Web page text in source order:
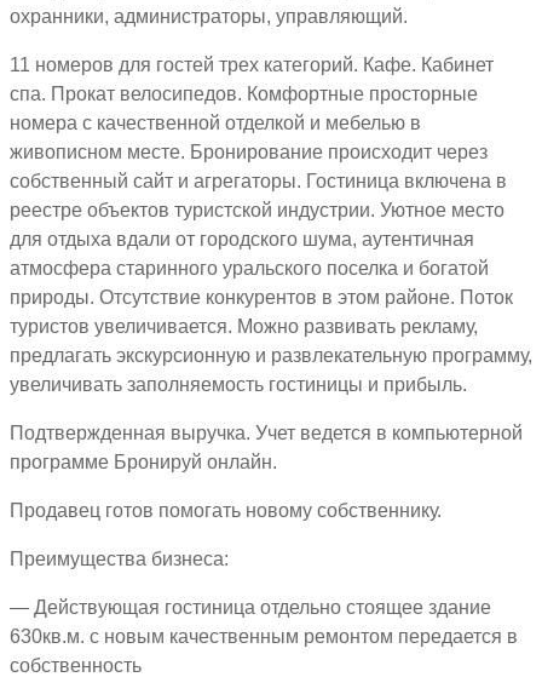
охранники, администраторы, управляющий.
11 номеров для гостей трех категорий. Кафе. Кабинет
спа. Прокат велосипедов. Комфортные просторные
номера с качественной отделкой и мебелью в
живописном месте. Бронирование происходит через
собственный сайт и агрегаторы. Гостиница включена в
реестре объектов туристской индустрии. Уютное место
для отдыха вдали от городского шума, аутентичная
атмосфера старинного уральского поселка и богатой
природы. Отсутствие конкурентов в этом районе. Поток
туристов увеличивается. Можно развивать рекламу,
предлагать экскурсионную и развлекательную программу,
увеличивать заполняемость гостиницы и прибыль.
Подтвержденная выручка. Учет ведется в компьютерной
программе Бронируй онлайн.
Продавец готов помогать новому собственнику.
Преимущества бизнеса:
— Действующая гостиница отдельно стоящее здание
630кв.м. с новым качественным ремонтом передается в
собственность